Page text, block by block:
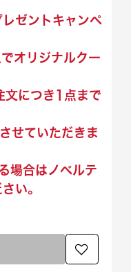
レゼントキャンペ
オリジナルクー
文につき1点まで
せていただきま
場合はノベルテ
い。